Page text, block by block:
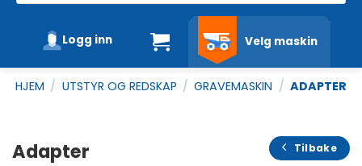
Velg maskin
Logg inn
HJEM / UTSTYR OG REDSKAP / GRAVEMASKIN / ADAPTER
Adapter Tilbake